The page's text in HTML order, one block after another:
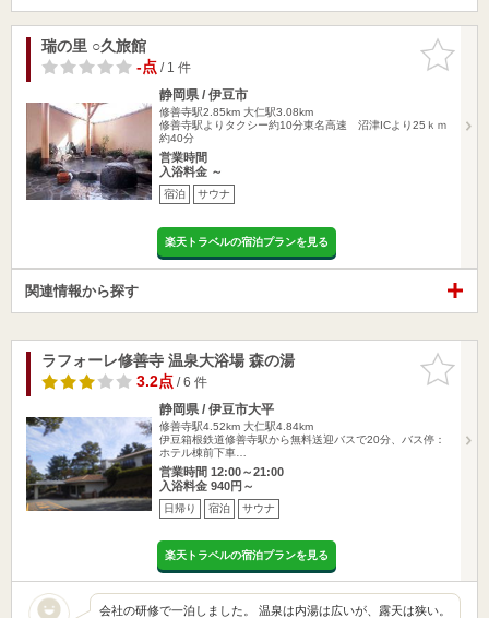
お気に入
りに追加
瑞の里 ○久旅館
-点/ 1 件
静岡県 / 伊豆市
修善寺駅2.85km 大仁駅3.08km
修善寺駅よりタクシー約10分東名高速 沼津ICより25ｋｍ
約40分
営業時間
入浴料金 ～
宿泊 サウナ
楽天トラベルの宿泊プランを見る
関連情報から探す
お気に入
りに追加
ラフォーレ修善寺 温泉大浴場 森の湯
3.2点/ 6 件
静岡県 / 伊豆市大平
修善寺駅4.52km 大仁駅4.84km
伊豆箱根鉄道修善寺駅から無料送迎バスで20分、バス停：
ホテル棟前下車…
営業時間 12:00～21:00
入浴料金 940円～
日帰り 宿泊 サウナ
楽天トラベルの宿泊プランを見る
会社の研修で一泊しました。 温泉は内湯は広いが、露天は狭い。